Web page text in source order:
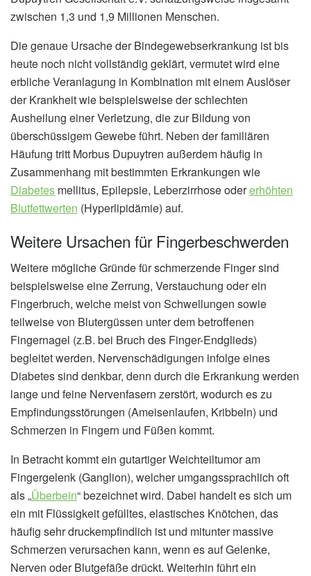
zwischen 1,3 und 1,9 Millionen Menschen.
Die genaue Ursache der Bindegewebserkrankung ist bis
heute noch nicht vollständig geklärt, vermutet wird eine
erbliche Veranlagung in Kombination mit einem Auslöser
der Krankheit wie beispielsweise der schlechten
Ausheilung einer Verletzung, die zur Bildung von
überschüssigem Gewebe führt. Neben der familiären
Häufung tritt Morbus Dupuytren außerdem häufig in
Zusammenhang mit bestimmten Erkrankungen wie
Diabetes mellitus, Epilepsie, Leberzirrhose odererhöhten
Blutfettwerten (Hyperlipidämie) auf.
Weitere Ursachen für Fingerbeschwerden
Weitere mögliche Gründe für schmerzende Finger sind
beispielsweise eine Zerrung, Verstauchung oder ein
Fingerbruch, welche meist von Schwellungen sowie
teilweise von Blutergüssen unter dem betroffenen
Fingernagel (z.B. bei Bruch des Finger-Endglieds)
begleitet werden. Nervenschädigungen infolge eines
Diabetes sind denkbar, denn durch die Erkrankung werden
lange und feine Nervenfasern zerstört, wodurch es zu
Empfindungsstörungen (Ameisenlaufen, Kribbeln) und
Schmerzen in Fingern und Füßen kommt.
In Betracht kommt ein gutartiger Weichteiltumor am
Fingergelenk (Ganglion), welcher umgangssprachlich oft
als „Überbein“ bezeichnet wird. Dabei handelt es sich um
ein mit Flüssigkeit gefülltes, elastisches Knötchen, das
häufig sehr druckempfindlich ist und mitunter massive
Schmerzen verursachen kann, wenn es auf Gelenke,
Nerven oder Blutgefäße drückt. Weiterhin führt ein